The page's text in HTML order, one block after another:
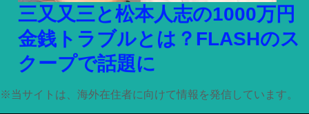
三又又三と松本人志の1000万円
金銭トラブルとは？FLASHのス
クープで話題に
※当サイトは、海外在住者に向けて情報を発信しています。